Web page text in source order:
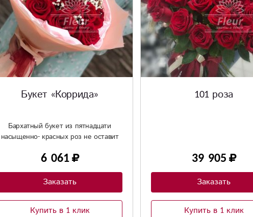
Букет «Коррида»
Бархатный букет из пятнадцати
насыщенно- красных роз не оставит
натуру!!!
6 061
Заказать
Купить в 1 клик
101 роза
39 905
Заказать
Купить в 1 клик